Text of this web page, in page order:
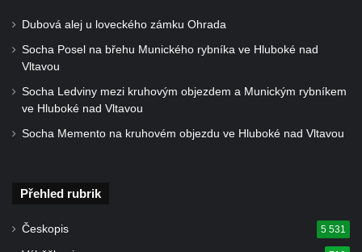
Starých Křečanech
Hrob Antona Reintsche na hřbitově ve
Hrob rodiny Klingerových na hřbitově ve
Pamětní desky obětem 1. světové války na
Křečanech
Dubová alej u loveckého zámku Ohrada
Socha Posel na břehu Munického rybníka ve Hluboké nad
Vltavou
Socha Ledviny mezi kruhovým objezdem a Munickým rybníkem
ve Hluboké nad Vltavou
Socha Memento na kruhovém objezdu ve Hluboké nad Vltavou
Přehled rubrik
Českopis 5 531